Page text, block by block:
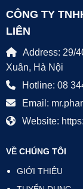
CÔNG TY
LIÊN
Address: 29/
Xuân, Hà Nội
Hotline: 08
Email:
Website:
VỀ CHÚNG TÔI
GIỚI THIỆU